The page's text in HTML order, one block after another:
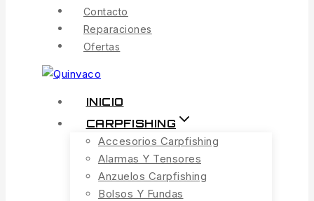
Contacto
Reparaciones
Ofertas
INICIO
CARPFISHING
Accesorios Carpfishing
Alarmas Y Tensores
Anzuelos Carpfishing
Bolsos Y Fundas